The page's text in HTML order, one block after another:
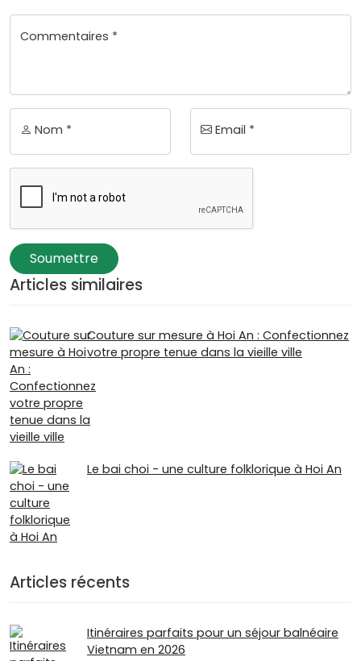
Commentaires *
Nom * Email *
Soumettre
Articles similaires
Couture sur mesure à Hoi An : Confectionnez
votre propre tenue dans la vieille ville
Le bai choi - une culture folklorique à Hoi An
Articles récents
Itinéraires parfaits pour un séjour balnéaire
Vietnam en 2026